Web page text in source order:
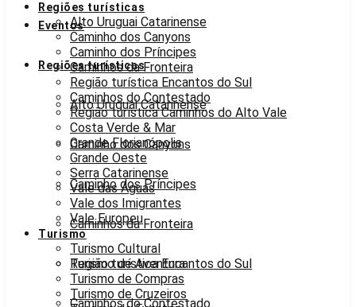
Eventos
Regiões turísticas
Alto Uruguai Catarinense
Caminho dos Canyons
Caminho dos Príncipes
Caminhos da Fronteira
Região turística Encantos do Sul
Caminhos do Contestado
Regiões turísticas
Alto Uruguai Catarinense
Caminho dos Canyons
Caminho dos Príncipes
Caminhos da Fronteira
Região turística Encantos do Sul
Caminhos do Contestado
Região turística Caminhos do Alto Vale
Costa Verde & Mar
Grande Florianópolis
Grande Oeste
Serra Catarinense
Vale das Águas
Vale dos Imigrantes
Vale Europeu
Turismo
Turismo Cultural
Turismo de Aventura
Turismo de Compras
Turismo de Cruzeiros